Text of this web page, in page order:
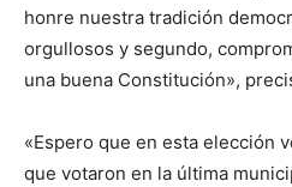
honre nuestra tradición
orgullosos y segundo,
una buena Constitución»,
«Espero que en esta elección
que votaron en la última